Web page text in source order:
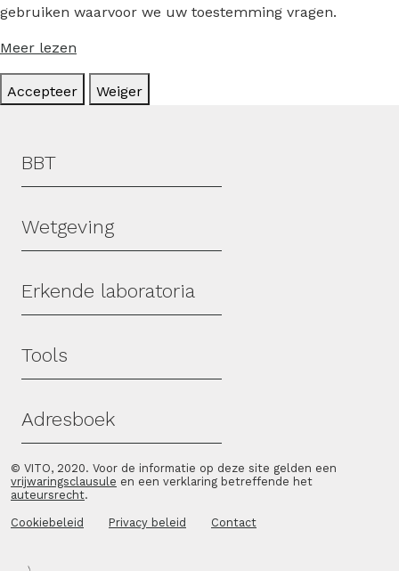
gebruiken waarvoor we uw toestemming vragen.
Meer lezen
Accepteer Weiger
Hoofdmenu
BBT
Wetgeving
Erkende laboratoria
Tools
Adresboek
© VITO, 2020. Voor de informatie op deze site gelden een
vrijwaringsclausule en een verklaring betreffende het
auteursrecht.
Cookiebeleid Privacy beleid Contact